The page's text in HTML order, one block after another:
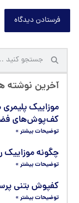
آخرین نوشته
موزاییک
کف‌پوش‌های
توضیحات بیشتر »
چگونه موزاییک
توضیحات بیشتر »
کفپوش بتنی
توضیحات بیشتر »
فرستادن دیدگاه